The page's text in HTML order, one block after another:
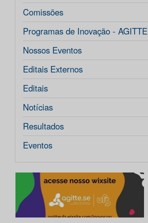
Comissões
Programas de Inovação - AGITTE
Nossos Eventos
Editais Externos
Editais
Notícias
Resultados
Eventos